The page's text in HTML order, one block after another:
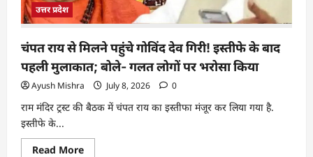
उत्तर प्रदेश
चंपत राय से मिलने पहुंचे गोविंद देव गिरी! इस्तीफे के बाद
पहली मुलाकात; बोले- गलत लोगों पर भरोसा किया
Ayush Mishra July 8, 2026 0
राम मंदिर ट्रस्ट की बैठक में चंपत राय का इस्तीफा मंजूर कर लिया गया है.
इस्तीफे के...
Read More